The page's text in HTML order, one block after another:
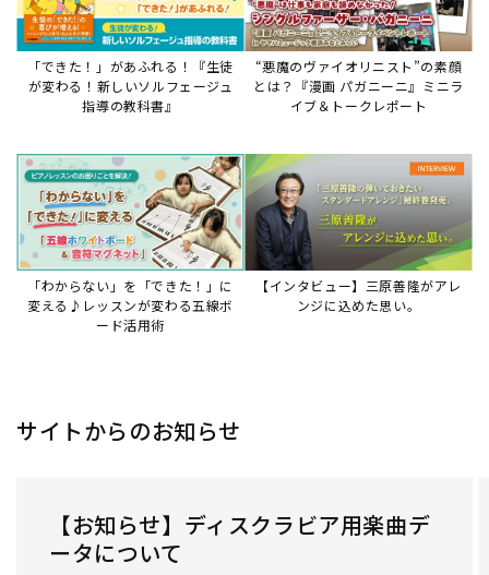
サイトからのお知らせ
ータについて
2026年7月27日
本件は、ディスクラビアをヤマハミュージックデー
タショップと接続してご利用いただいているお客
様への重要なお知らせです。